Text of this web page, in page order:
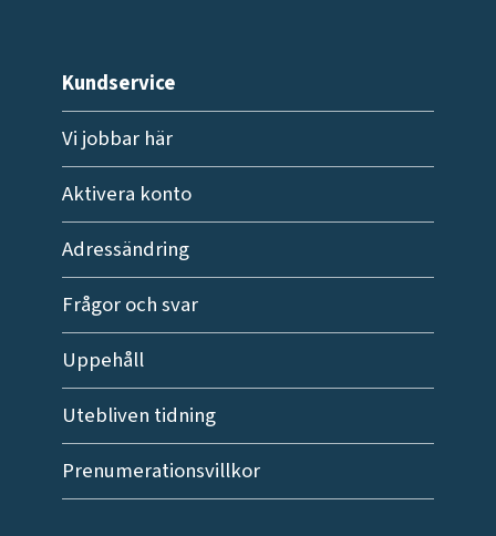
Kundservice
Vi jobbar här
Aktivera konto
Adressändring
Frågor och svar
Uppehåll
Utebliven tidning
Prenumerationsvillkor